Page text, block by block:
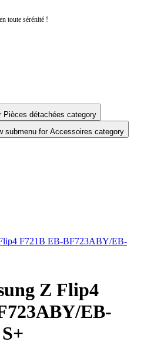
toute sérénité !
Pièces détachées category
submenu for Accessoires category
F721B EB-BF723ABY/EB-
Z Flip4
EB-